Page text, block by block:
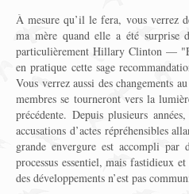
À mesure qu’il le fera, vous verrez
ma mère quand elle a été surprise
particulièrement Hillary Clinton —
en pratique cette sage
Vous verrez aussi des changements
membres se tourneront vers la
précédente. Depuis plusieurs
accusations d’actes répréhensibles
grande envergure est accompli
processus essentiel, mais fastidieux
des développements n’est pas